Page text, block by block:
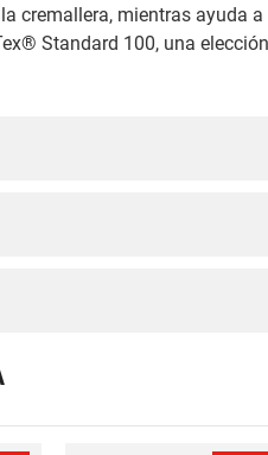
cremallera, mientras ayuda a
Standard 100, una elección